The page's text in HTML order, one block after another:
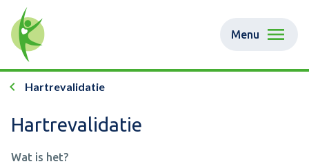
Menu
Hartrevalidatie
Hartrevalidatie
Wat is het?